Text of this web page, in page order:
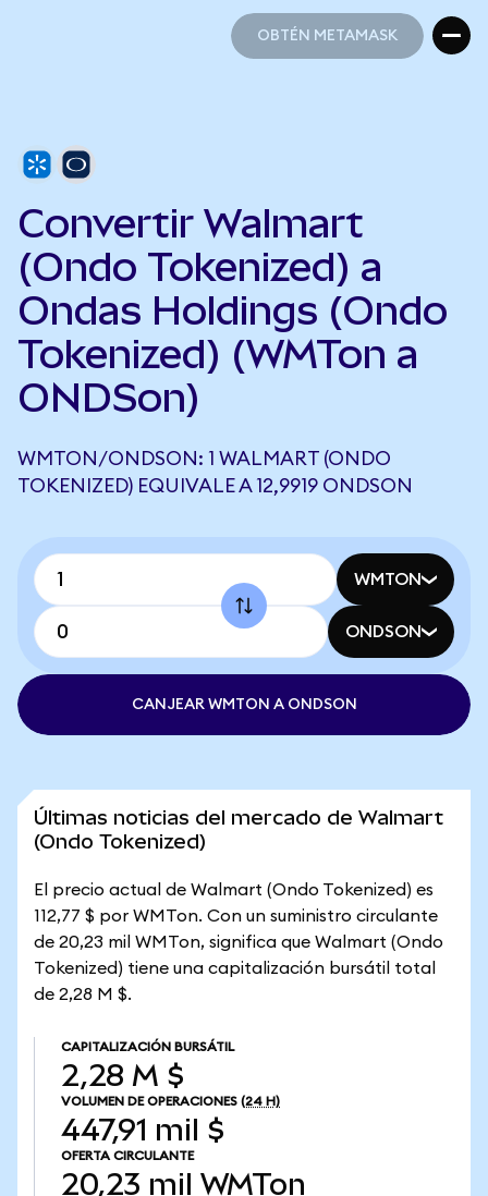
OBTÉN METAMASK
Convertir Walmart
(Ondo Tokenized) a
Ondas Holdings (Ondo
Tokenized) (WMTon a
ONDSon)
WMTON/ONDSON: 1 WALMART (ONDO
TOKENIZED) EQUIVALE A 12,9919 ONDSON
WMTON
ONDSON
CANJEAR WMTON A ONDSON
Últimas noticias del mercado de Walmart
(Ondo Tokenized)
El precio actual de Walmart (Ondo Tokenized) es
112,77 $ por WMTon. Con un suministro circulante
de 20,23 mil WMTon, significa que Walmart (Ondo
Tokenized) tiene una capitalización bursátil total
de 2,28 M $.
CAPITALIZACIÓN BURSÁTIL
2,28 M $
VOLUMEN DE OPERACIONES (24 H)
447,91 mil $
OFERTA CIRCULANTE
20,23 mil WMTon